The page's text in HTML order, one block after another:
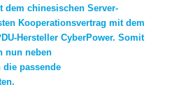
dem chinesischen Server-
Kooperationsvertrag mit dem
Hersteller CyberPower. Somit
nun neben
die passende